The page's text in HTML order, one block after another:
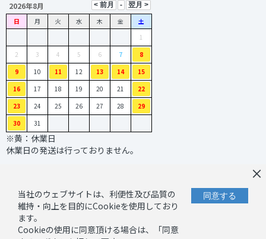
×
当社のウェブサイトは、利便性及び品質の
維持・向上を目的にCookieを使用しており
ます。
Cookieの使用に同意頂ける場合は、「同意
同意する
2026年8月
日 月 火 水 木 金
土
1
2
3 4 5 6 7
8
9
10 11 12 13 14
15
16
17 18 19 20 21
22
23
24 25 26 27 28
29
30
31
※黄：休業日
休業日の発送は行っておりません。